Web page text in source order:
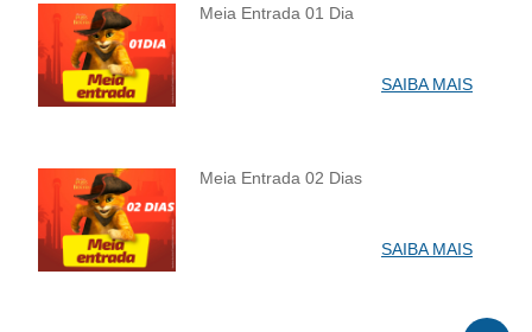
INFO
Meia Entrada 01 Dia
SAIBA MAIS
INFO
Meia Entrada 02 Dias
SAIBA MAIS